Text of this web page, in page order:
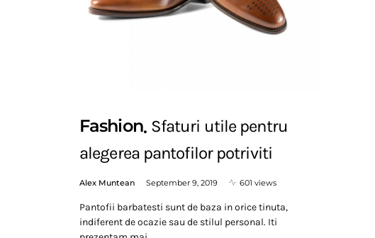
Fashion Sfaturi utile pentru
alegerea pantofilor potriviti
Alex Muntean September 9, 2019 601 views
Pantofii barbatesti sunt de baza in orice tinuta,
indiferent de ocazie sau de stilul personal. Iti